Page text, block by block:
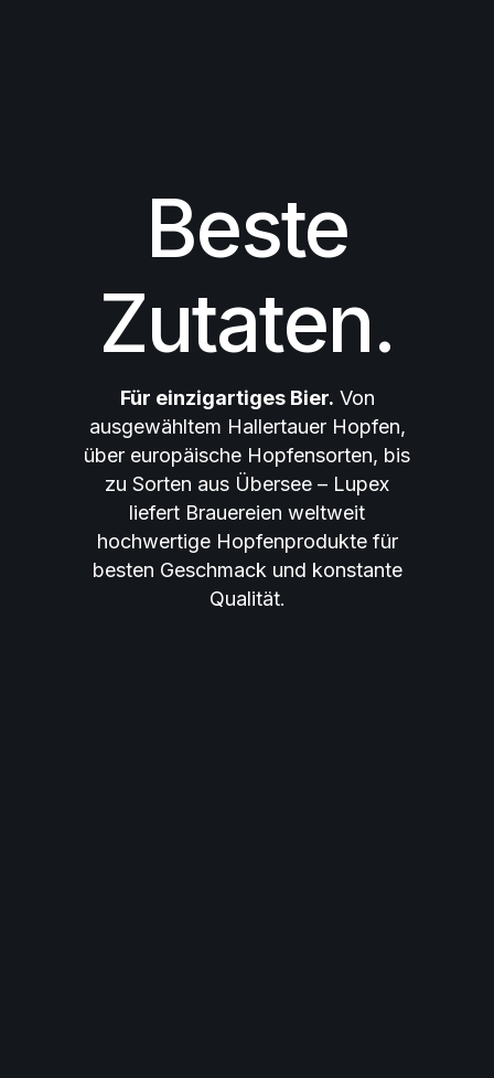
Beste
Zutaten.
Für einzigartiges Bier. Von
ausgewähltem Hallertauer Hopfen,
über europäische Hopfensorten, bis
zu Sorten aus Übersee – Lupex
liefert Brauereien weltweit
hochwertige Hopfenprodukte für
besten Geschmack und konstante
Qualität.